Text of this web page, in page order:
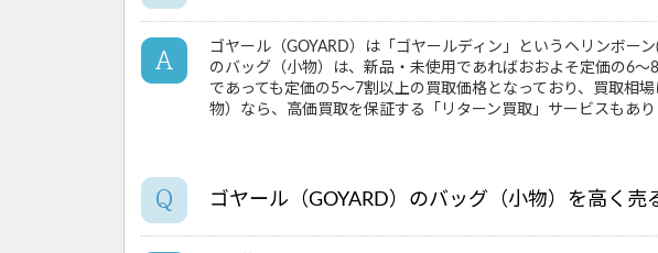
ゴヤール（GOYARD）は「ゴヤールディン」というヘリンボー
のバッグ（小物）は、新品・未使用であればおおよそ定価の6
であっても定価の5～7割以上の買取価格となっており、買取相
物）なら、高価買取を保証する「リターン買取」サービスもあり
ゴヤール（GOYARD）のバッグ（小物）を高く売